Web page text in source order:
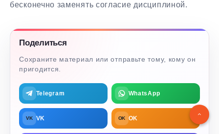
бесконечно заменять согласие дисциплиной.
Поделиться
Сохраните материал или отправьте тому, кому он
пригодится.
Telegram WhatsApp
VK VK OK OK